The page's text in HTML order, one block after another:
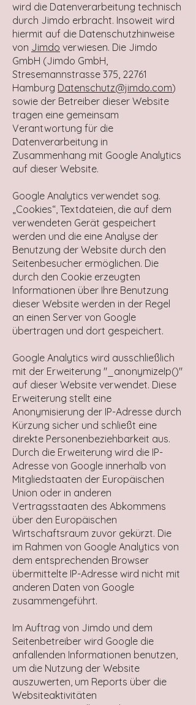
wird die Datenverarbeitung technisch
durch Jimdo erbracht. Insoweit wird
hiermit auf die Datenschutzhinweise
von Jimdo verwiesen. Die Jimdo
GmbH (Jimdo GmbH,
Stresemannstrasse 375, 22761
Hamburg Datenschutz@jimdo.com)
sowie der Betreiber dieser Website
tragen eine gemeinsam
Verantwortung für die
Datenverarbeitung in
Zusammenhang mit Google Analytics
auf dieser Website.
Google Analytics verwendet sog.
„Cookies“, Textdateien, die auf dem
verwendeten Gerät gespeichert
werden und die eine Analyse der
Benutzung der Website durch den
Seitenbesucher ermöglichen. Die
durch den Cookie erzeugten
Informationen über Ihre Benutzung
dieser Website werden in der Regel
an einen Server von Google
übertragen und dort gespeichert.
Google Analytics wird ausschließlich
mit der Erweiterung "_anonymizeIp()"
auf dieser Website verwendet. Diese
Erweiterung stellt eine
Anonymisierung der IP-Adresse durch
Kürzung sicher und schließt eine
direkte Personenbeziehbarkeit aus.
Durch die Erweiterung wird die IP-
Adresse von Google innerhalb von
Mitgliedstaaten der Europäischen
Union oder in anderen
Vertragsstaaten des Abkommens
über den Europäischen
Wirtschaftsraum zuvor gekürzt. Die
im Rahmen von Google Analytics von
dem entsprechenden Browser
übermittelte IP-Adresse wird nicht mit
anderen Daten von Google
zusammengeführt.
Im Auftrag von Jimdo und dem
Seitenbetreiber wird Google die
anfallenden Informationen benutzen,
um die Nutzung der Website
auszuwerten, um Reports über die
Websiteaktivitäten